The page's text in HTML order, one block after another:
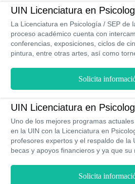
UIN Licenciatura en
La Licenciatura en Psicología / SEP de
proceso académico cuenta con
conferencias, exposiciones, ciclos de
pintura, entre otras artes, así como
que dura la carrera, y al ser una
clases son prácticas y este programa
Solicita
UIN Licenciatura en
Uno de los mejores programas
en la UIN con la Licenciatura en
profesores expertos y el respaldo de la
becas y apoyos financieros y ya que su
te aportaran experiencia para tu campo
Solicita